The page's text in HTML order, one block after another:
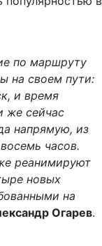
по маршруту
на своем пути:
и время
же сейчас
напрямую, из
часов.
реанимируют
новых
на
Огарев.